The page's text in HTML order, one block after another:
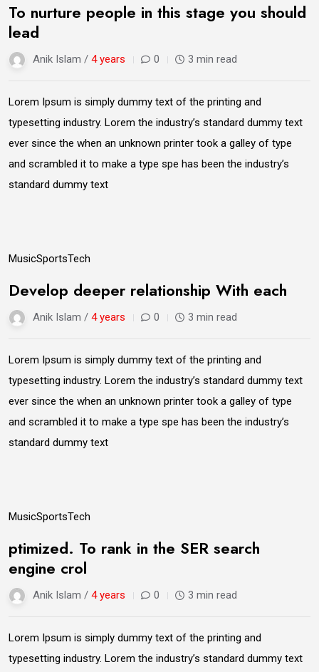
To nurture people in this stage you should
lead
Anik Islam / 4 years 0 3 min read
Lorem Ipsum is simply dummy text of the printing and
typesetting industry. Lorem the industry’s standard dummy text
ever since the when an unknown printer took a galley of type
and scrambled it to make a type spe has been the industry’s
standard dummy text
14
MusicSportsTech
Develop deeper relationship With each
Anik Islam / 4 years 0 3 min read
Lorem Ipsum is simply dummy text of the printing and
typesetting industry. Lorem the industry’s standard dummy text
ever since the when an unknown printer took a galley of type
and scrambled it to make a type spe has been the industry’s
standard dummy text
14
MusicSportsTech
ptimized. To rank in the SER search
engine crol
Anik Islam / 4 years 0 3 min read
Lorem Ipsum is simply dummy text of the printing and
typesetting industry. Lorem the industry’s standard dummy text